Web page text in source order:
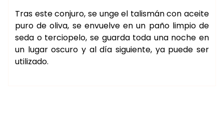
Tras este conjuro, se unge el talismán con aceite
puro de oliva, se envuelve en un paño limpio de
seda o terciopelo, se guarda toda una noche en
un lugar oscuro y al día siguiente, ya puede ser
utilizado.